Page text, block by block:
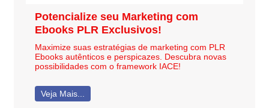
Potencialize seu Marketing com
Ebooks PLR Exclusivos!
Maximize suas estratégias de marketing com PLR
Ebooks autênticos e perspicazes. Descubra novas
possibilidades com o framework IACE!
Veja Mais...